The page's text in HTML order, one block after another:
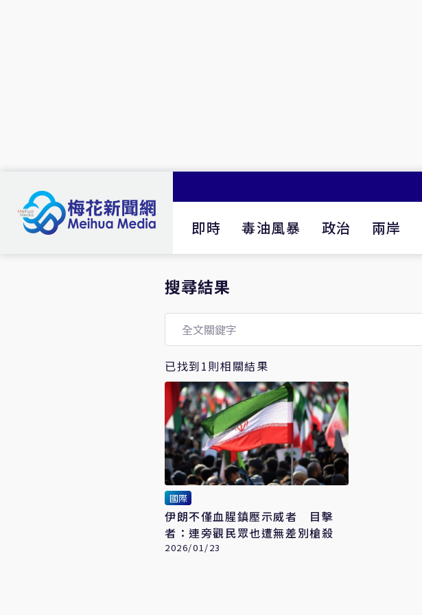
即時 毒油風暴 政治 兩岸
搜尋結果
已找到1則相關結果
國際
伊朗不僅血腥鎮壓示威者 目擊
者：連旁觀民眾也遭無差別槍殺
2026/01/23